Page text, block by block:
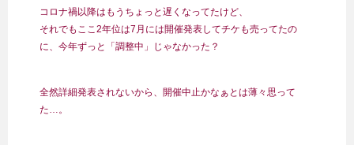
コロナ禍以降はもうちょっと遅くなってたけど、
それでもここ2年位は7月には開催発表してチケも売ってたの
に、今年ずっと「調整中」じゃなかった？
全然詳細発表されないから、開催中止かなぁとは薄々思って
た…。